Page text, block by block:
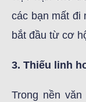
các bạn mất đi
bắt đầu từ cơ
3. Thiếu linh
Trong nền